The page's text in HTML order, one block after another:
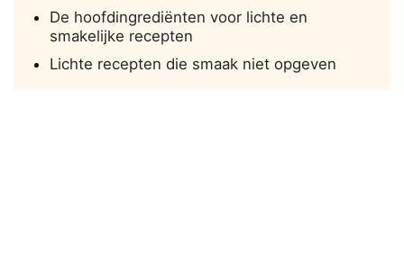
De hoofdingrediënten voor lichte en
smakelijke recepten
Lichte recepten die smaak niet opgeven